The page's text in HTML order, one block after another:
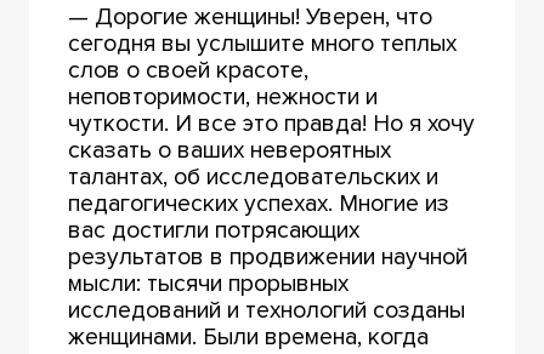
— Дорогие женщины! Уверен, что
сегодня вы услышите много теплых
слов о своей красоте,
неповторимости, нежности и
чуткости. И все это правда! Но я хочу
сказать о ваших невероятных
талантах, об исследовательских и
педагогических успехах. Многие из
вас достигли потрясающих
результатов в продвижении научной
мысли: тысячи прорывных
исследований и технологий созданы
женщинами. Были времена, когда